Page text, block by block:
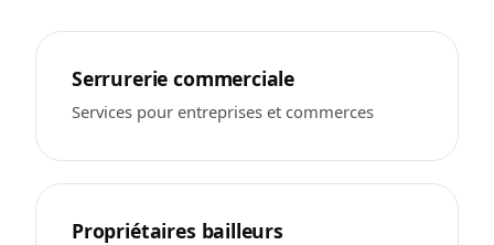
Serrurerie commerciale
Services pour entreprises et commerces
Propriétaires bailleurs